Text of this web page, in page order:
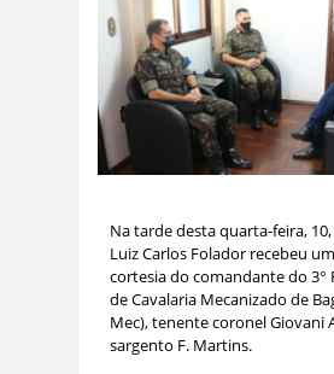
Na tarde desta quarta-feira,
Luiz Carlos Folador recebeu
cortesia do comandante do 3°
de Cavalaria Mecanizado de
Mec), tenente coronel Giovani
sargento F. Martins.